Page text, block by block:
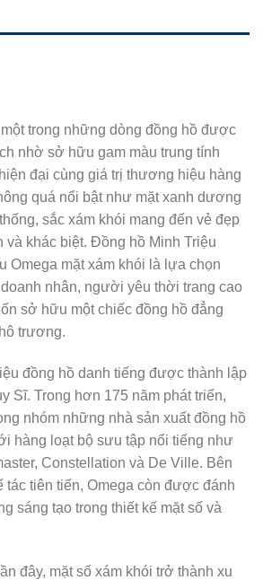
trong những dòng đồng hồ được
nhờ sở hữu gam màu trung tính
đại cùng giá trị thương hiệu hàng
quá nổi bật như mặt xanh dương
sắc xám khói mang đến vẻ đẹp
và khác biệt. Đồng hồ Minh Triệu
Omega mặt xám khói là lựa chọn
nhân, người yêu thời trang cao
sở hữu một chiếc đồng hồ đẳng
trương.
đồng hồ danh tiếng được thành lập
Sĩ. Trong hơn 175 năm phát triển,
nhóm những nhà sản xuất đồng hồ
hàng loạt bộ sưu tập nổi tiếng như
Constellation và De Ville. Bên
tác tiên tiến, Omega còn được đánh
sáng tạo trong thiết kế mặt số và
đây, mặt số xám khói trở thành xu